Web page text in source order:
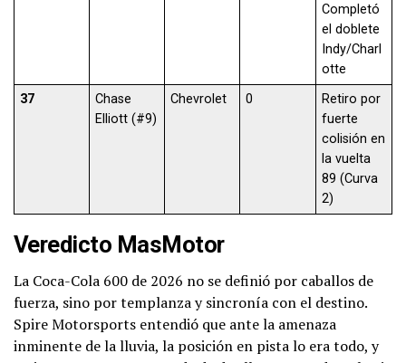
Completó
el doblete
Indy/Charl
otte
37
Chase
Elliott (#9)
Chevrolet 0
Retiro por
fuerte
colisión en
la vuelta
89 (Curva
2)
Veredicto MasMotor
La Coca-Cola 600 de 2026 no se definió por caballos de
fuerza, sino por templanza y sincronía con el destino.
Spire Motorsports entendió que ante la amenaza
inminente de la lluvia, la posición en pista lo era todo, y